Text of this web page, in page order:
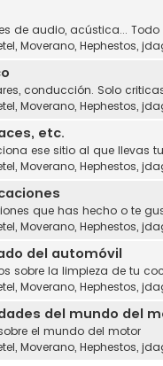
de audio, acústica...
, Moverano, Hephestos,
conducción. Solo
, Moverano, Hephestos,
etc.
ese sitio al que llevas
, Moverano, Hephestos,
que has hecho o te
, Moverano, Hephestos,
del automóvil
sobre la limpieza de tu
, Moverano, Hephestos,
del mundo del
el mundo del motor
, Moverano, Hephestos,